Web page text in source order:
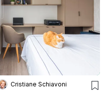
Cristiane Schiavoni